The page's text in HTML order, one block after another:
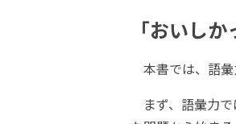
「おいし
本書では、語彙
まず、語彙力で